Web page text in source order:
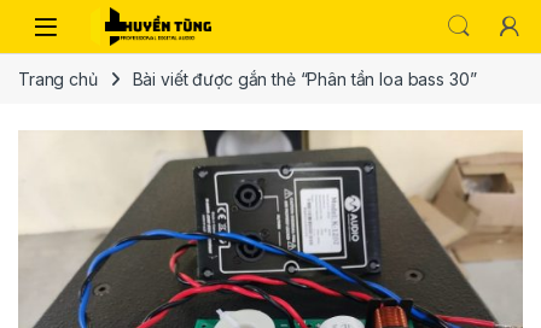
Trang chủ Bài viết được gắn thẻ “Phân tần loa bass 30”